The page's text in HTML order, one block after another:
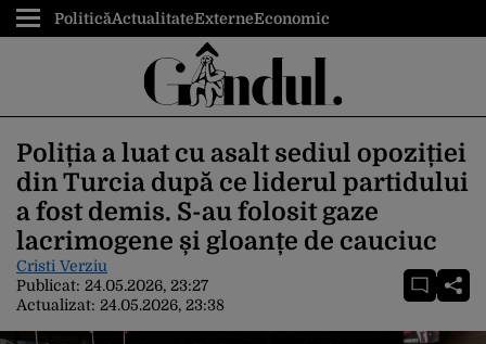
PoliticăActualitateExterneEconomic
Poliția a luat cu asalt sediul opoziției
din Turcia după ce liderul partidului
a fost demis. S-au folosit gaze
lacrimogene și gloanțe de cauciuc
Cristi Verziu
Publicat: 24.05.2026, 23:27
Actualizat: 24.05.2026, 23:38